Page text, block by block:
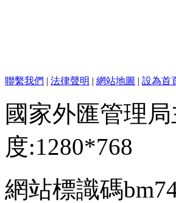
聯繫我們 | 法律聲明 | 網站地圖 | 設為首
國家外匯管理
度:1280*768
網站標識碼